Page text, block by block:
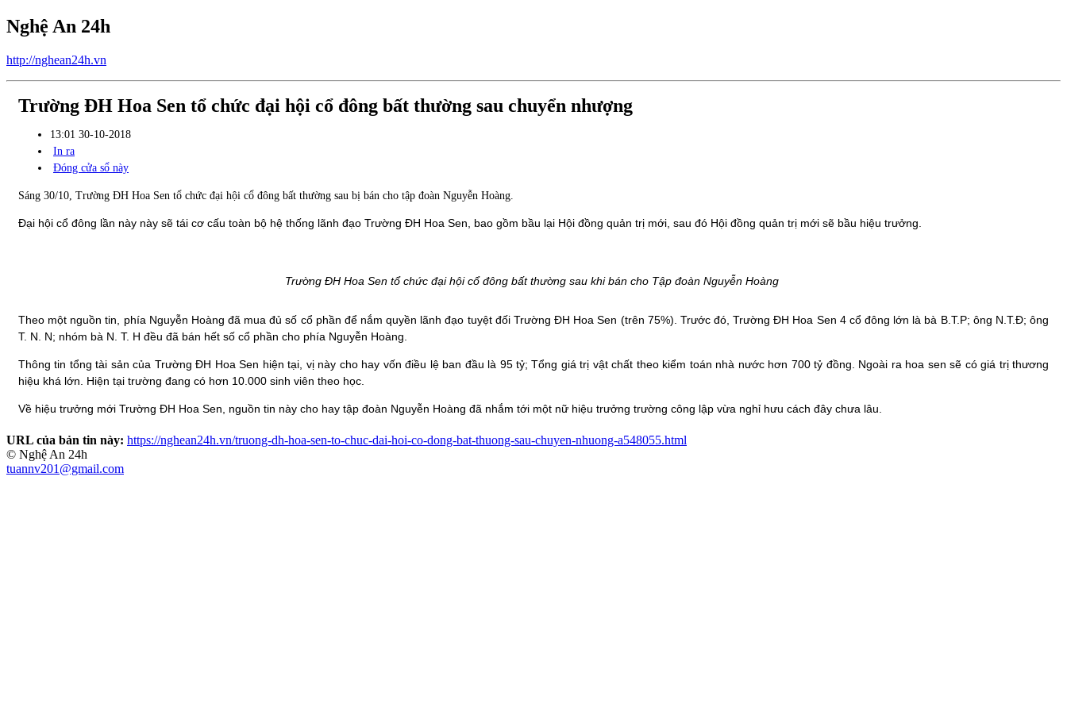
Nghệ An 24h
http://nghean24h.vn
Trường ĐH Hoa Sen tổ chức đại hội cổ đông bất thường sau chuyển nhượng
13:01 30-10-2018
In ra
Đóng cửa sổ này
Sáng 30/10, Trường ĐH Hoa Sen tổ chức đại hội cổ đông bất thường sau bị bán cho tập đoàn Nguyễn Hoàng.
Đại hội cổ đông lần này này sẽ tái cơ cấu toàn bộ hệ thống lãnh đạo Trường ĐH Hoa Sen, bao gồm bầu lại Hội đồng quản trị mới, sau đó Hội đồng quản trị mới sẽ bầu hiệu trưởng.
Trường ĐH Hoa Sen tổ chức đại hội cổ đông bất thường sau khi bán cho Tập đoàn Nguyễn Hoàng
Theo một nguồn tin, phía Nguyễn Hoàng đã mua đủ số cổ phần để nắm quyền lãnh đạo tuyệt đối Trường ĐH Hoa Sen (trên 75%). Trước đó, Trường ĐH Hoa Sen 4 cổ đông lớn là bà B.T.P; ông N.T.Đ; ông
T. N. N; nhóm bà N. T. H đều đã bán hết số cổ phần cho phía Nguyễn Hoàng.
Thông tin tổng tài sản của Trường ĐH Hoa Sen hiện tại, vị này cho hay vốn điều lệ ban đầu là 95 tỷ; Tổng giá trị vật chất theo kiểm toán nhà nước hơn 700 tỷ đồng. Ngoài ra hoa sen sẽ có giá trị thương
hiệu khá lớn. Hiện tại trường đang có hơn 10.000 sinh viên theo học.
Về hiệu trưởng mới Trường ĐH Hoa Sen, nguồn tin này cho hay tập đoàn Nguyễn Hoàng đã nhắm tới một nữ hiệu trưởng trường công lập vừa nghỉ hưu cách đây chưa lâu.
URL của bản tin này: https://nghean24h.vn/truong-dh-hoa-sen-to-chuc-dai-hoi-co-dong-bat-thuong-sau-chuyen-nhuong-a548055.html
© Nghệ An 24h
tuannv201@gmail.com